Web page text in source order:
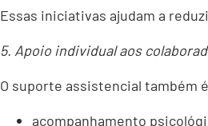
Essas iniciativas ajudam a
5. Apoio individual aos
O suporte assistencial também
acompanhamento